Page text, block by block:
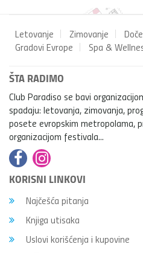
Letovanje Zimovanje
Gradovi Evrope
Spa &
ŠTA RADIMO
Club Paradiso se bavi
spadaju: letovanja, zimovanja,
posete evropskim metropolama,
organizacijom festivala...
KORISNI LINKOVI
Najčešća pitanja
Knjiga utisaka
Uslovi korišćenja i kupovine